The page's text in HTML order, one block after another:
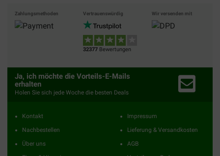
Zahlungsmethoden Vertrauenswürdig
32377 Bewertungen
Wir versenden mit
Ja, ich möchte die Vorteils-E-Mails
erhalten
Holen Sie sich jede Woche die besten Deals
Kontakt
Nachbestellen
Über uns
Impressum
Lieferung & Versandkosten
AGB